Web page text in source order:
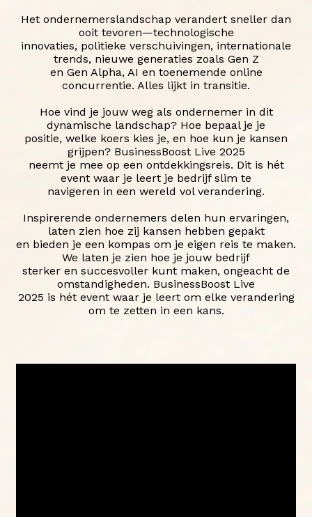
Het ondernemerslandschap verandert sneller dan
ooit tevoren—technologische
innovaties, politieke verschuivingen, internationale
trends, nieuwe generaties zoals Gen Z
en Gen Alpha, AI en toenemende online
concurrentie. Alles lijkt in transitie.
Hoe vind je jouw weg als ondernemer in dit
dynamische landschap? Hoe bepaal je je
positie, welke koers kies je, en hoe kun je kansen
grijpen? BusinessBoost Live 2025
neemt je mee op een ontdekkingsreis. Dit is hét
event waar je leert je bedrijf slim te
navigeren in een wereld vol verandering.
Inspirerende ondernemers delen hun ervaringen,
laten zien hoe zij kansen hebben gepakt
en bieden je een kompas om je eigen reis te maken.
We laten je zien hoe je jouw bedrijf
sterker en succesvoller kunt maken, ongeacht de
omstandigheden. BusinessBoost Live
2025 is hét event waar je leert om elke verandering
om te zetten in een kans.